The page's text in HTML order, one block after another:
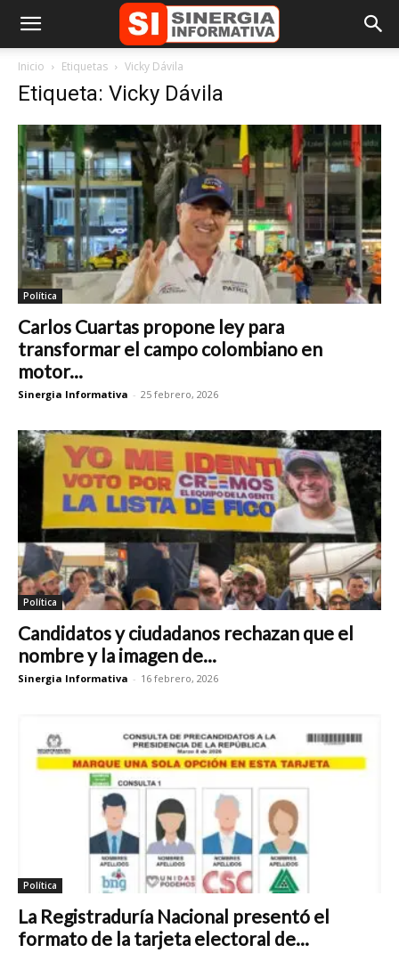
Inicio Etiquetas Vicky Dávila
Etiqueta: Vicky Dávila
Política
Carlos Cuartas propone ley para
transformar el campo colombiano en
motor...
Sinergia Informativa - 25 febrero, 2026
Política
Candidatos y ciudadanos rechazan que el
nombre y la imagen de...
Sinergia Informativa - 16 febrero, 2026
Política
La Registraduría Nacional presentó el
formato de la tarjeta electoral de...